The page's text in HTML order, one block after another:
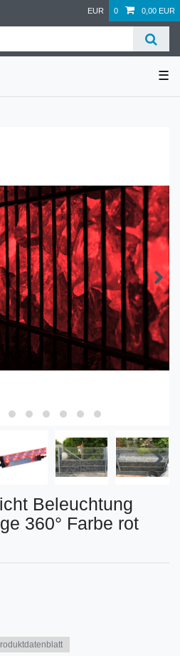
EUR 0 0,00 EUR
☰
Beleuchtung
360° Farbe rot